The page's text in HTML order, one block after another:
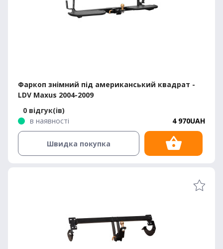
Фаркоп знімний під американський квадрат -
LDV Maxus 2004-2009
0 відгук(ів)
в наявності
4 970UAH
Швидка покупка